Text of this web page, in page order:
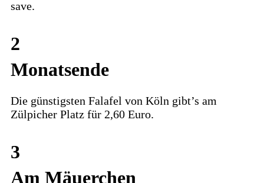
save.
2
Monatsende
Die günstigsten Falafel von Köln gibt’s am
Zülpicher Platz für 2,60 Euro.
3
Am Mäuerchen